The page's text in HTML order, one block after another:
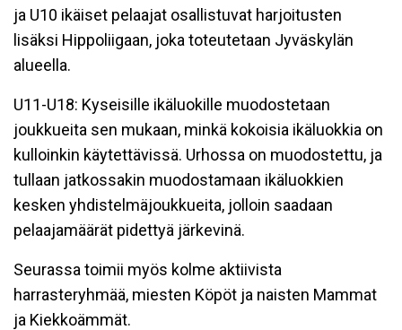
ja U10 ikäiset pelaajat osallistuvat harjoitusten
lisäksi Hippoliigaan, joka toteutetaan Jyväskylän
alueella.
U11-U18: Kyseisille ikäluokille muodostetaan
joukkueita sen mukaan, minkä kokoisia ikäluokkia on
kulloinkin käytettävissä. Urhossa on muodostettu, ja
tullaan jatkossakin muodostamaan ikäluokkien
kesken yhdistelmäjoukkueita, jolloin saadaan
pelaajamäärät pidettyä järkevinä.
Seurassa toimii myös kolme aktiivista
harrasteryhmää, miesten Köpöt ja naisten Mammat
ja Kiekkoämmät.